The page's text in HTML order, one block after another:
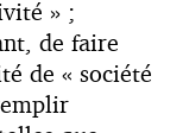
» ;
de faire
de « société